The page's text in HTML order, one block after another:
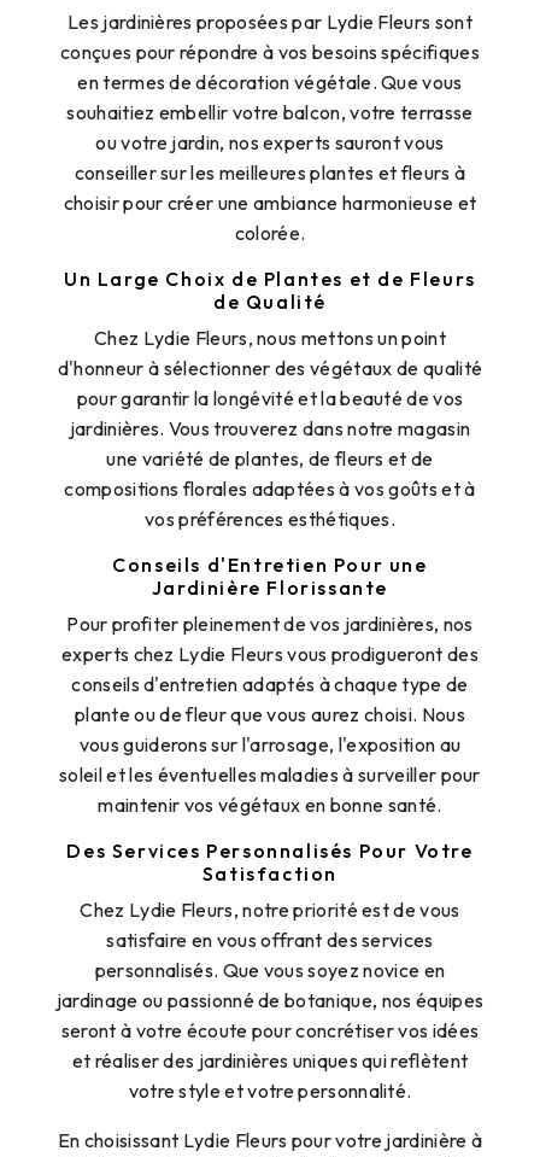
Les jardinières proposées par Lydie Fleurs sont
conçues pour répondre à vos besoins spécifiques
en termes de décoration végétale. Que vous
souhaitiez embellir votre balcon, votre terrasse
ou votre jardin, nos experts sauront vous
conseiller sur les meilleures plantes et fleurs à
choisir pour créer une ambiance harmonieuse et
colorée.
Un Large Choix de Plantes et de Fleurs
de Qualité
Chez Lydie Fleurs, nous mettons un point
d'honneur à sélectionner des végétaux de qualité
pour garantir la longévité et la beauté de vos
jardinières. Vous trouverez dans notre magasin
une variété de plantes, de fleurs et de
compositions florales adaptées à vos goûts et à
vos préférences esthétiques.
Conseils d'Entretien Pour une
Jardinière Florissante
Pour profiter pleinement de vos jardinières, nos
experts chez Lydie Fleurs vous prodigueront des
conseils d'entretien adaptés à chaque type de
plante ou de fleur que vous aurez choisi. Nous
vous guiderons sur l'arrosage, l'exposition au
soleil et les éventuelles maladies à surveiller pour
maintenir vos végétaux en bonne santé.
Des Services Personnalisés Pour Votre
Satisfaction
Chez Lydie Fleurs, notre priorité est de vous
satisfaire en vous offrant des services
personnalisés. Que vous soyez novice en
jardinage ou passionné de botanique, nos équipes
seront à votre écoute pour concrétiser vos idées
et réaliser des jardinières uniques qui reflètent
votre style et votre personnalité.
En choisissant Lydie Fleurs pour votre jardinière à